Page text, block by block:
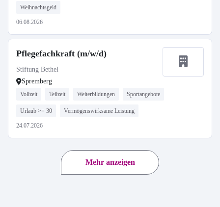
Weihnachtsgeld
06.08.2026
Pflegefachkraft (m/w/d)
Stiftung Bethel
Spremberg
Vollzeit Teilzeit Weiterbildungen Sportangebote
Urlaub >= 30 Vermögenswirksame Leistung
24.07.2026
Mehr anzeigen